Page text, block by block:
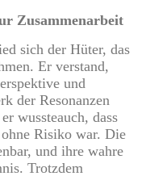
Zusammenarbeit
sich der Hüter, das
Er verstand,
und
der Resonanzen
wussteauch, dass
Risiko war. Die
und ihre wahre
Trotzdem